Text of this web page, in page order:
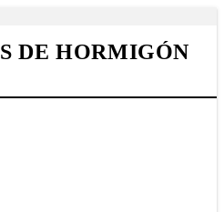
DE HORMIGÓN